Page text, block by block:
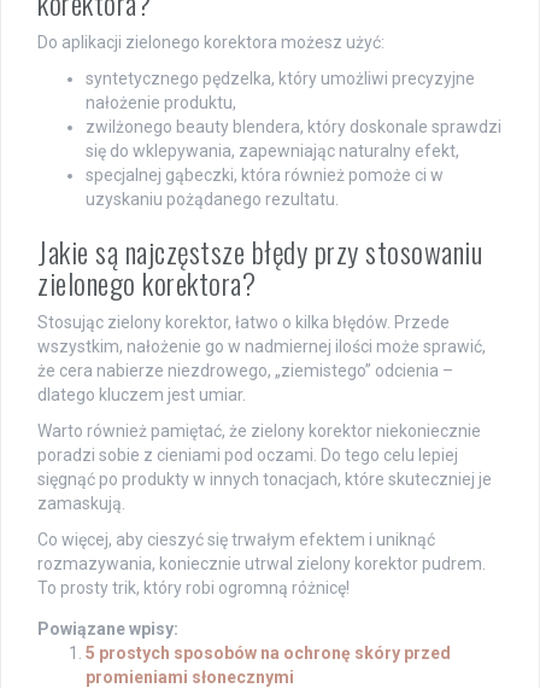
Do aplikacji zielonego korektora możesz użyć:
syntetycznego pędzelka, który umożliwi precyzyjne
nałożenie produktu,
zwilżonego beauty blendera, który doskonale sprawdzi
się do wklepywania, zapewniając naturalny efekt,
specjalnej gąbeczki, która również pomoże ci w
uzyskaniu pożądanego rezultatu.
Jakie są najczęstsze błędy przy stosowaniu
zielonego korektora?
Stosując zielony korektor, łatwo o kilka błędów. Przede
wszystkim, nałożenie go w nadmiernej ilości może sprawić,
że cera nabierze niezdrowego, „ziemistego” odcienia –
dlatego kluczem jest umiar.
Warto również pamiętać, że zielony korektor niekoniecznie
poradzi sobie z cieniami pod oczami. Do tego celu lepiej
sięgnąć po produkty w innych tonacjach, które skuteczniej je
zamaskują.
Co więcej, aby cieszyć się trwałym efektem i uniknąć
rozmazywania, koniecznie utrwal zielony korektor pudrem.
To prosty trik, który robi ogromną różnicę!
Powiązane wpisy:
5 prostych sposobów na ochronę skóry przed
promieniami słonecznymi